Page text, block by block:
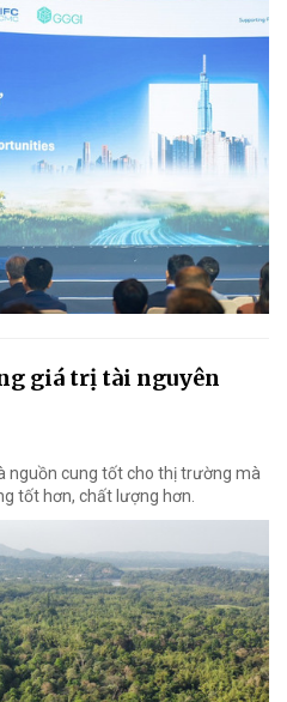
giá trị tài nguyên
nguồn cung tốt cho thị trường mà
tốt hơn, chất lượng hơn.